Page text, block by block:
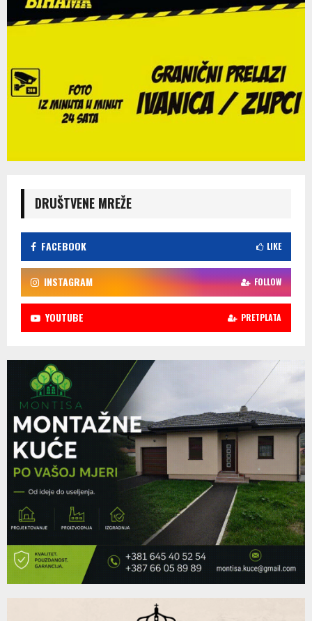
DRUŠTVENE MREŽE
FACEBOOK LIKE
INSTAGRAM FOLLOW
YOUTUBE PRETPLATA